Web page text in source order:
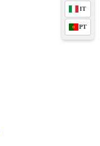
IT
PT